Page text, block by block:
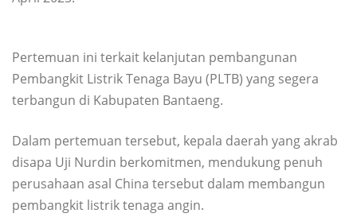
Pertemuan ini terkait kelanjutan pembangunan
Pembangkit Listrik Tenaga Bayu (PLTB) yang segera
terbangun di Kabupaten Bantaeng.
Dalam pertemuan tersebut, kepala daerah yang akrab
disapa Uji Nurdin berkomitmen, mendukung penuh
perusahaan asal China tersebut dalam membangun
pembangkit listrik tenaga angin.